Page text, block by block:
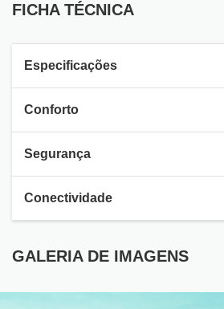
FICHA TÉCNICA
Especificações
Conforto
Segurança
Conectividade
GALERIA DE IMAGENS